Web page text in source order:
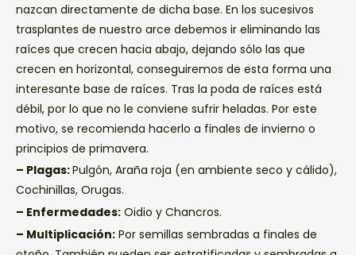
nazcan directamente de dicha base. En los sucesivos
trasplantes de nuestro arce debemos ir eliminando las
raíces que crecen hacia abajo, dejando sólo las que
crecen en horizontal, conseguiremos de esta forma una
interesante base de raíces. Tras la poda de raíces está
débil, por lo que no le conviene sufrir heladas. Por este
motivo, se recomienda hacerlo a finales de invierno o
principios de primavera.
– Plagas:Pulgón, Araña roja (en ambiente seco y cálido),
Cochinillas, Orugas.
– Enfermedades: Oidio y Chancros.
– Multiplicación: Por semillas sembradas a finales de